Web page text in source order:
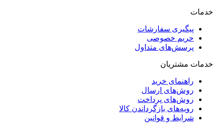
خدمات
پیگیری سفارشات
حریم خصوصی
پرسش‌های متداول
خدمات مشتریان
راهنمای خرید
روش‌های ارسال
روش‌های پرداخت
رویه‌های بازگرداندن کالا
شرایط و قوانین